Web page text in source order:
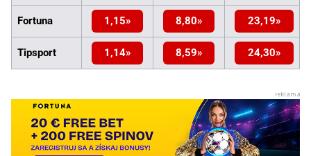
Fortuna 1,15 8,80 23,19
Tipsport 1,14 8,59 24,30